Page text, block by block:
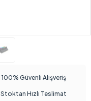
100% Güvenli Alışveriş
Stoktan Hızlı Teslimat